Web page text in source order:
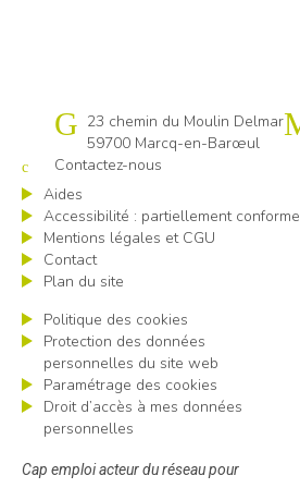
Cap emploi 59 Lille
23 chemin du Moulin Delmar
59700 Marcq-en-Barœul
Contactez-nous
Aides
Accessibilité : partiellement conforme
Mentions légales et CGU
Contact
Plan du site
Politique des cookies
Protection des données
personnelles du site web
Paramétrage des cookies
Droit d’accès à mes données
personnelles
Cap emploi acteur du réseau pour